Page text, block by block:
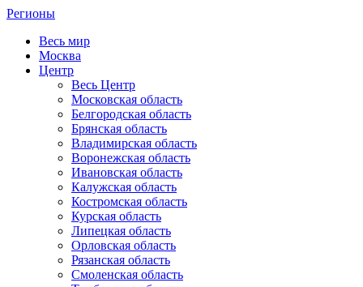
Регионы
Весь мир
Москва
Центр
Весь Центр
Московская область
Белгородская область
Брянская область
Владимирская область
Воронежская область
Ивановская область
Калужская область
Костромская область
Курская область
Липецкая область
Орловская область
Рязанская область
Смоленская область